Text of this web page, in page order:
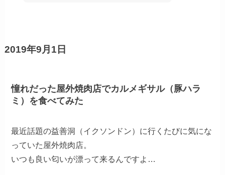
2019年9月1日
憧れだった屋外焼肉店でカルメギサル（豚ハラ
ミ）を食べてみた
最近話題の益善洞（イクソンドン）に行くたびに気にな
っていた屋外焼肉店。
いつも良い匂いが漂って来るんですよ…